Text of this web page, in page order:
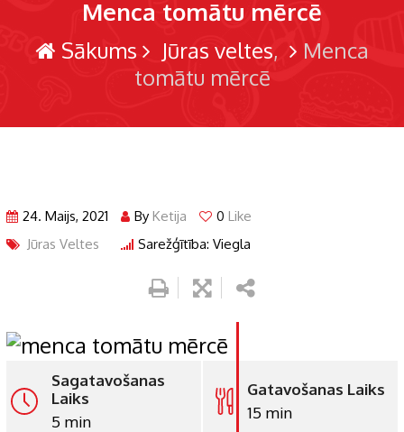
Menca tomātu mērcē
Sākums Jūras veltes
Menca
tomātu mērcē
24. Maijs, 2021 By Ketija 0 Like
Jūras Veltes
Sarežģītība: Viegla
Sagatavošanas
Laiks
5 min
Gatavošanas Laiks
15 min